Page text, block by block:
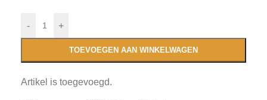
- +
TOEVOEGEN AAN WINKELWAGEN
Artikel is toegevoegd.